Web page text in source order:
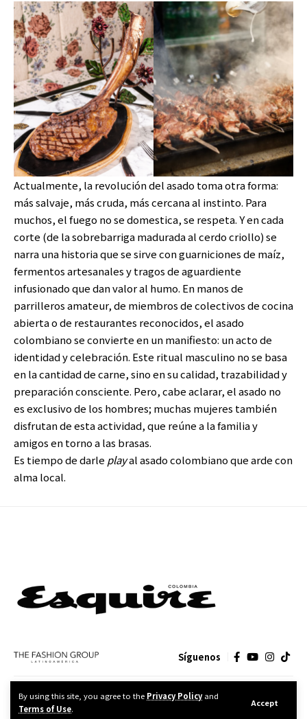
By using this site, you agree to the Privacy Policyand
Terms of Use.
Accept
Actualmente, la revolución del asado toma otra forma:
más salvaje, más cruda, más cercana al instinto. Para
muchos, el fuego no se domestica, se respeta. Y en cada
corte (de la sobrebarriga madurada al cerdo criollo) se
narra una historia que se sirve con guarniciones de maíz,
fermentos artesanales y tragos de aguardiente
infusionado que dan valor al humo. En manos de
parrilleros amateur, de miembros de colectivos de cocina
abierta o de restaurantes reconocidos, el asado
colombiano se convierte en un manifiesto: un acto de
identidad y celebración. Este ritual masculino no se basa
en la cantidad de carne, sino en su calidad, trazabilidad y
preparación consciente. Pero, cabe aclarar, el asado no
es exclusivo de los hombres; muchas mujeres también
disfrutan de esta actividad, que reúne a la familia y
amigos en torno a las brasas.
Es tiempo de darle playal asado colombiano que arde con
alma local.
Síguenos
FASHION GROUP DISEÑO Y PUBLICIDAD, S.A. de C.V.
CONTACTO MEDIA KIT POLÍTICA DE PRIVACIDAD